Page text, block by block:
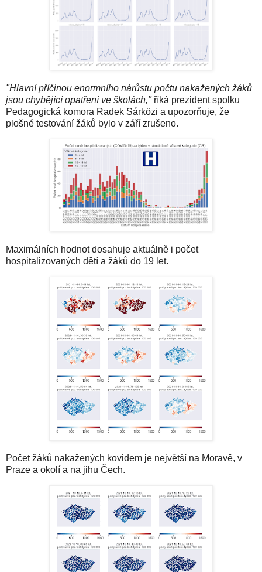
"Hlavní příčinou enormního nárůstu počtu nakažených žáků
jsou chybějící opatření ve školách,"říká prezident spolku
Pedagogická komora Radek Sárközi a upozorňuje, že
plošné testování žáků bylo v září zrušeno.
Maximálních hodnot dosahuje aktuálně i počet
hospitalizovaných dětí a žáků do 19 let.
Počet žáků nakažených kovidem je největší na Moravě, v
Praze a okolí a na jihu Čech.